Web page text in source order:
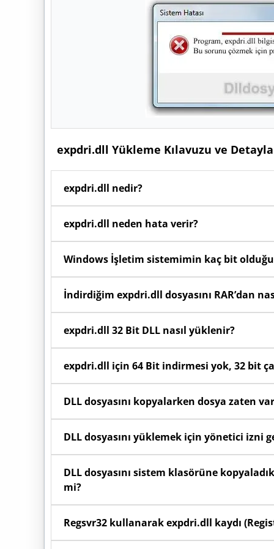
expdri.dll Yükleme Kılavuzu ve
expdri.dll nedir?
kodları, fonksiyonları ve kaynakları barındıran
expdri.dll neden hata verir?
koruma programları tarafından silinmişse veya
Windows İşletim sistemimin kaç bit
olduğunu görebilirsiniz.
İndirdiğim expdri.dll dosyasını RAR’dan
menüden "Buraya Ayıkla" (Extract Here)
expdri.dll 32 Bit DLL nasıl yüklenir?
yükleyiniz.
expdri.dll için 64 Bit indirmesi yok, 32 bit
DLL’leri sorunsuz çalıştırır. 64 bit Windows
çözüm, yazılımın 32 bit versiyonunu indirip
DLL dosyasını kopyalarken dosya zaten
güvenle "Hedefteki Dosyayı Değiştir"
yenilemiş olursunuz.
DLL dosyasını yüklemek için yönetici izni
DLL dosyasını sistem klasörüne
mi?
işleyebilmesi için dosyayı attıktan sonra
Regsvr32 kullanarak expdri.dll kaydı